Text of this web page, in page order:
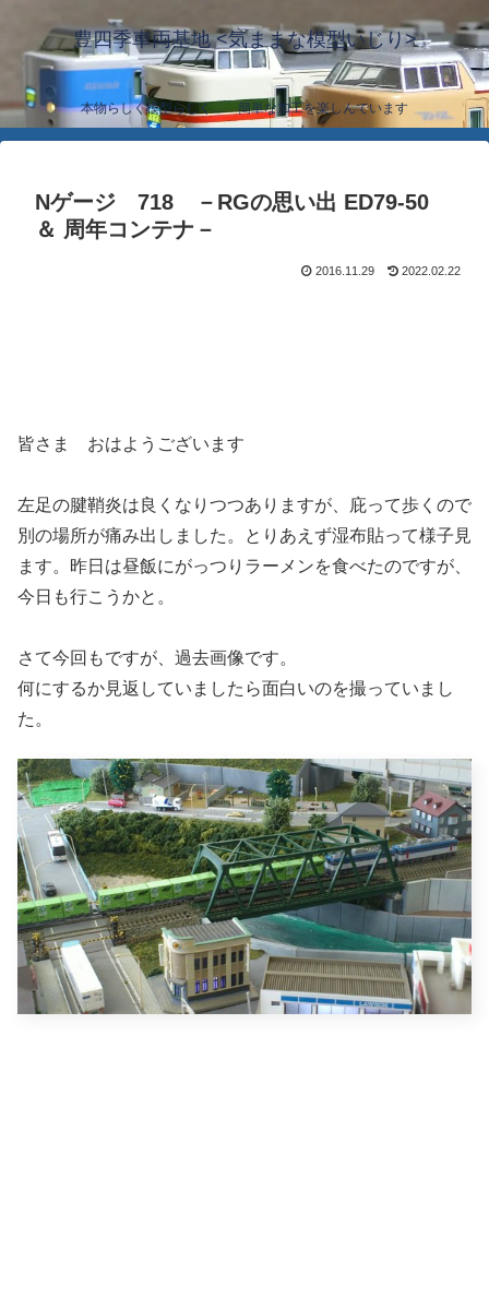
豊四季車両基地 <気ままな模型いじり>
本物らしく模型らしく… 簡単な加工を楽しんでいます
Nゲージ 718 －RGの思い出 ED79-50
＆ 周年コンテナ－
2016.11.29 2022.02.22
皆さま おはようございます
左足の腱鞘炎は良くなりつつありますが、庇って歩くので
別の場所が痛み出しました。とりあえず湿布貼って様子見
ます。昨日は昼飯にがっつりラーメンを食べたのですが、
今日も行こうかと。
さて今回もですが、過去画像です。
何にするか見返していましたら面白いのを撮っていまし
た。